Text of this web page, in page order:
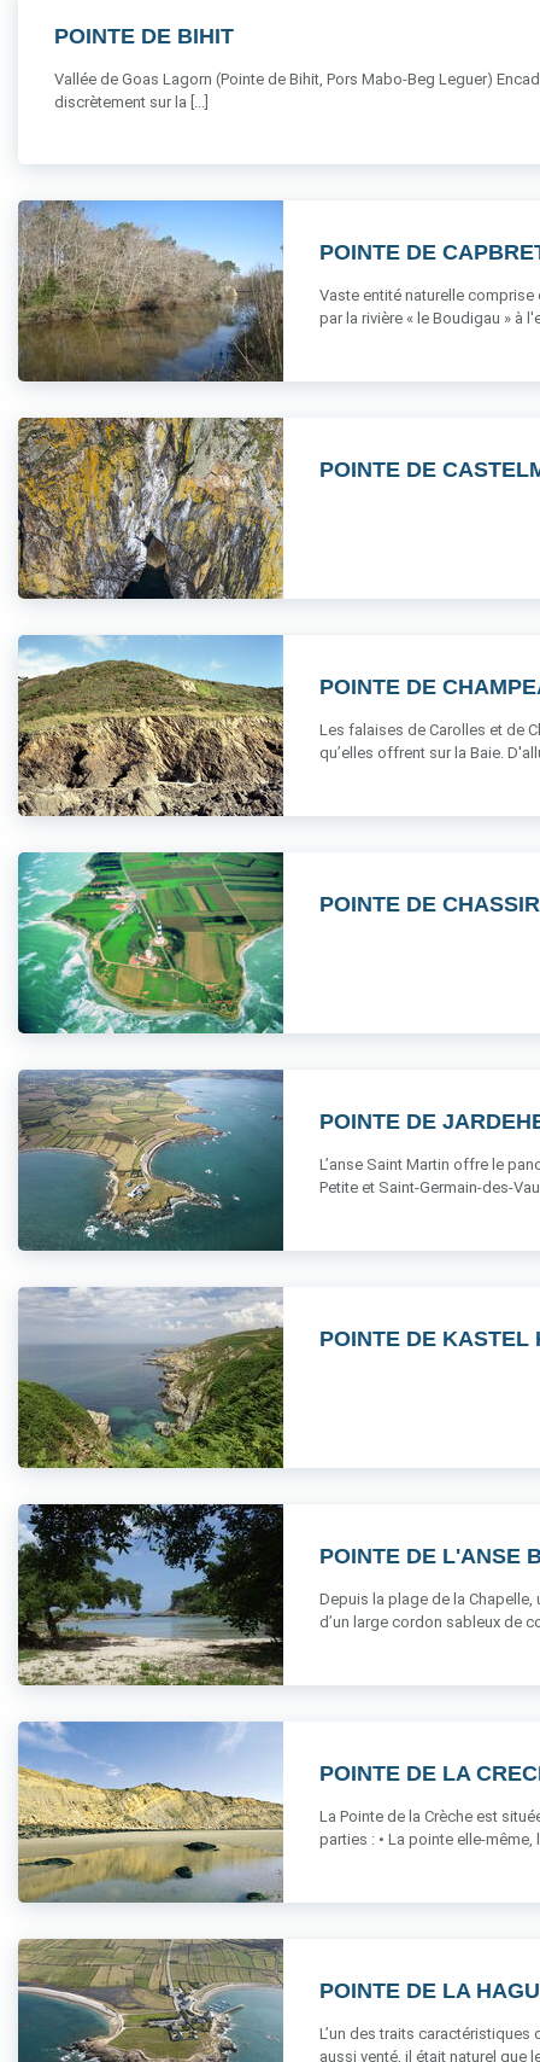
POINTE DE BIHIT
Vallée de Goas Lagorn (Pointe de Bihit, Pors Mabo-Beg Leguer)
discrètement sur la [...]
POINTE DE
Vaste entité naturelle
par la rivière « le Boudigau » à
POINTE DE
POINTE DE
Les falaises de Carolles et de
qu’elles offrent sur la Baie.
POINTE DE
POINTE DE
L’anse Saint Martin offre le
Petite et Saint-Germain-des-
POINTE DE KASTEL
POINTE DE L'ANSE
Depuis la plage de la
d’un large cordon sableux de
POINTE DE LA
La Pointe de la Crèche est
parties : • La pointe elle-même,
POINTE DE LA
L’un des traits
aussi venté, il était naturel que